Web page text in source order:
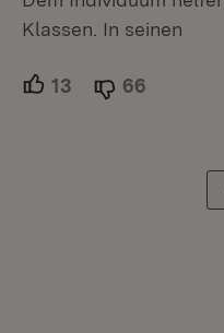
Klassen. In seinen
13 Unterstützer.
66